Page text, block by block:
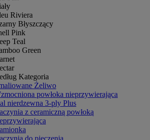
Riviera
Błyszczący
Pink
Teal
Green
Kategoria
Żeliwo
powłoka nieprzywierająca
nierdzewna 3-ply Plus
z ceramiczną powłoką
do pieczenia